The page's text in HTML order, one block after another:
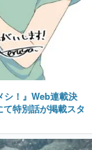
シ！』Web連載決
特別話が掲載スタ